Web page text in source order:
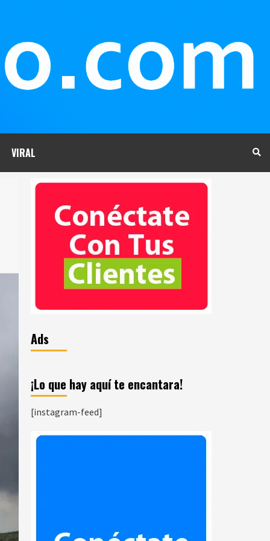
VIRAL
Ads
¡Lo que hay aquí te encantara!
[instagram-feed]